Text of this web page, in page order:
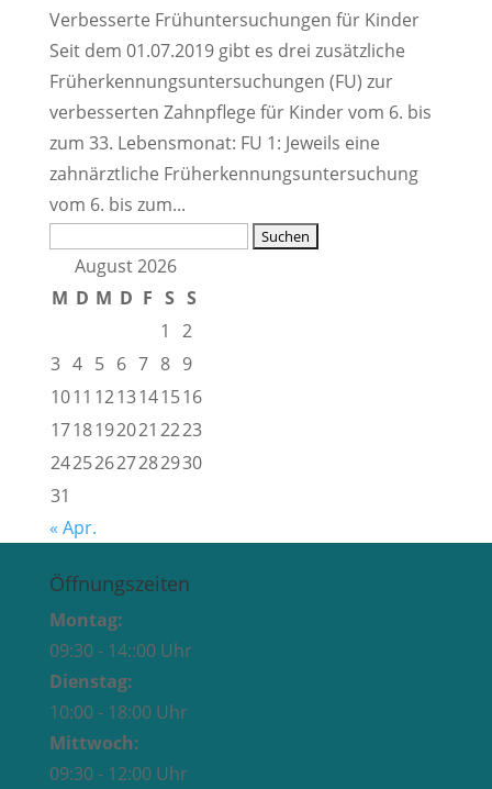
Verbesserte Frühuntersuchungen für Kinder
Seit dem 01.07.2019 gibt es drei zusätzliche
Früherkennungsuntersuchungen (FU) zur
verbesserten Zahnpflege für Kinder vom 6. bis
zum 33. Lebensmonat: FU 1: Jeweils eine
zahnärztliche Früherkennungsuntersuchung
vom 6. bis zum...
nach:August 2026
M D M D F S S
1
2
3 4 5 6 7 8 9
1011 1213141516
1718192021 2223
24252627282930
31
« Apr.
Öffnungszeiten
Montag:
09:30 - 14::00 Uhr
Dienstag:
10:00 - 18:00 Uhr
Mittwoch:
09:30 - 12:00 Uhr